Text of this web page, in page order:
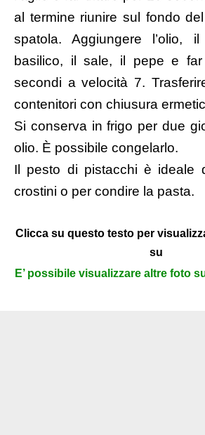
al termine riunire sul fondo
spatola. Aggiungere l’olio,
basilico, il sale, il pepe e
secondi a velocità 7.
contenitori con chiusura
Si conserva in frigo per due
olio. È possibile congelarlo.
Il pesto di pistacchi è ideale
crostini o per condire la pasta.
Clicca su questo testo per
su
E’ possibile visualizzare altre foto